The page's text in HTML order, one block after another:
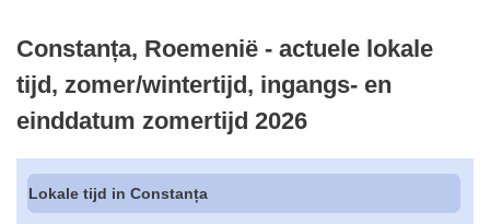
Constanța, Roemenië - actuele lokale
tijd, zomer/wintertijd, ingangs- en
einddatum zomertijd 2026
Lokale tijd in Constanța